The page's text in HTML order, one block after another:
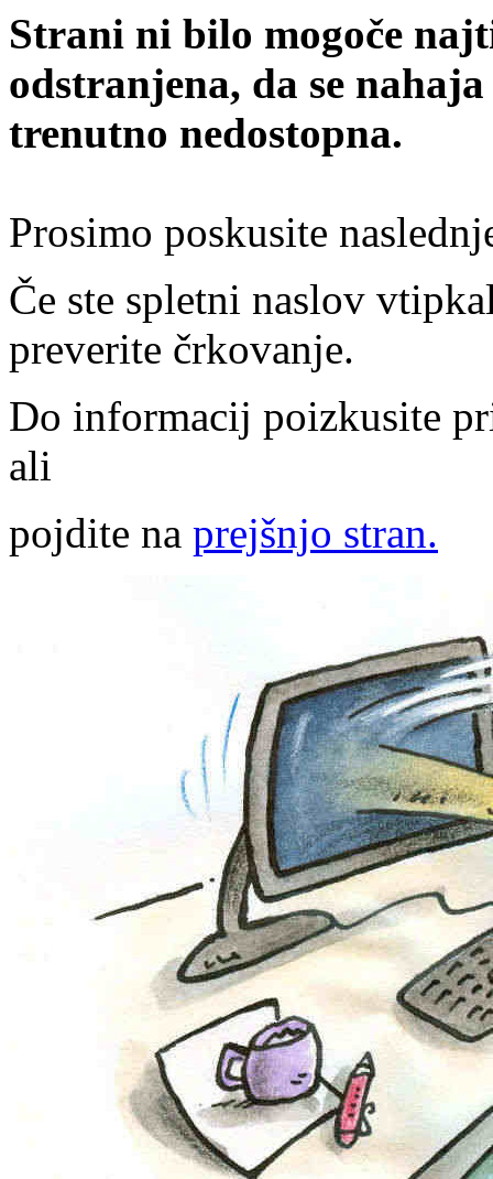
Strani ni bilo mogoče
odstranjena, da se
trenutno nedostopna.
Prosimo poskusite
Če ste spletni naslov
preverite črkovanje.
Do informacij poizkusite
ali
pojdite na prejšnjo stran.